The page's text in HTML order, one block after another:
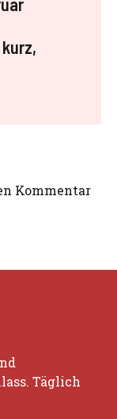
Kommentar
Täglich